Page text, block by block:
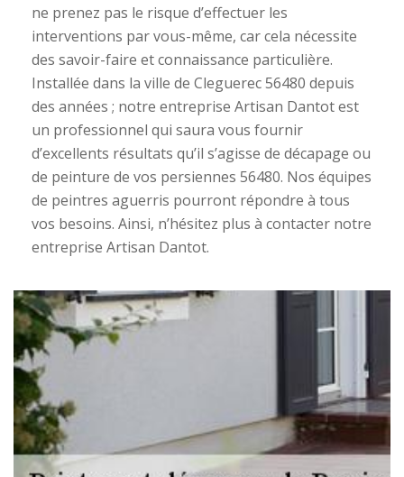
ne prenez pas le risque d’effectuer les
interventions par vous-même, car cela nécessite
des savoir-faire et connaissance particulière.
Installée dans la ville de Cleguerec 56480 depuis
des années ; notre entreprise Artisan Dantot est
un professionnel qui saura vous fournir
d’excellents résultats qu’il s’agisse de décapage ou
de peinture de vos persiennes 56480. Nos équipes
de peintres aguerris pourront répondre à tous
vos besoins. Ainsi, n’hésitez plus à contacter notre
entreprise Artisan Dantot.